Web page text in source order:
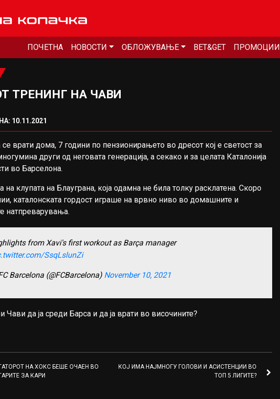
ПОЧЕТНА НОВОСТИ ОБЛОЖУВАЊЕ BET&GET ПРОМОЦИИ
ТРЕНИНГ НА ЧАВИ
10.11.2021
врати дома, 7 години по пензионирањето во дресот кој е светост за
други од неговата генерација, а секако и за целата Каталонија
во Барселона.
на клупата на Блауграна, која одамна не била толку расклатена. Скоро
каталонската гордост играше на врвно ниво во домашните и
натпреварувања.
from Xavi's first workout as Barça manager
SsqLslunZi
Barcelona (@FCBarcelona) November 10, 2021
Чави да ја среди Барса и да ја врати во височините?
НА ХОКС БЕШЕ ОЧАЕН ВО
ЗА КАРИ
КОЈ ИМА НАЈМНОГУ ГОЛОВИ И АСИСТЕНЦИИ ВО
ТОП 5 ЛИГИТЕ?
ФУДБАЛ